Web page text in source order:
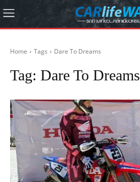
Home Tags Dare To Dreams
Tag: Dare To Dreams